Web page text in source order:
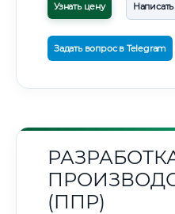
Узнать цену
Задать вопрос в Telegram
(ППР)